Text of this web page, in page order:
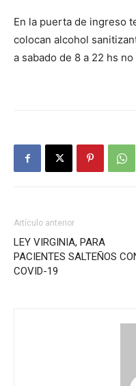
En la puerta de ingreso
colocan alcohol
a sabado de 8 a 22 hs
Artículo anterior
LEY VIRGINIA, PARA
PACIENTES SALTEÑOS
COVID-19